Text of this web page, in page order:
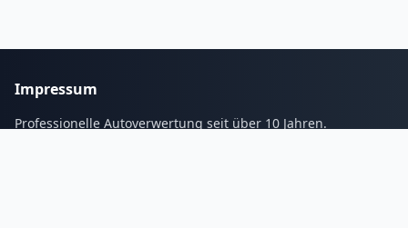
Impressum
Professionelle Autoverwertung seit über 10 Jahren.